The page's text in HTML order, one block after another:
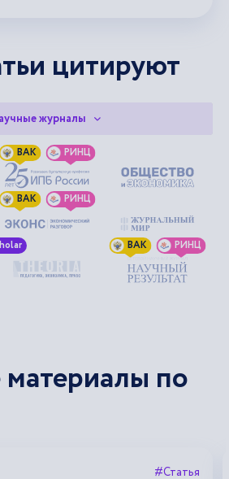
цитируют
журналы
ВАК РИНЦ
ВАК РИНЦ
ВАК РИНЦ
по
#Статья